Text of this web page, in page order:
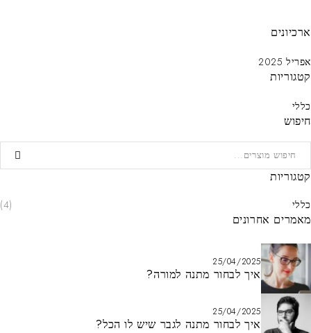
ארכיונים
אפריל 2025
קטגוריות
כללי
חיפוש
קטגוריות
כללי (4)
מאמרים אחרונים
25/04/2025
איך לבחור מתנה למורה?
25/04/2025
איך לבחור מתנה לגבר שיש לו הכל?